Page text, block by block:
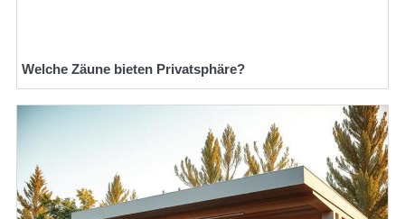
Welche Zäune bieten Privatsphäre?